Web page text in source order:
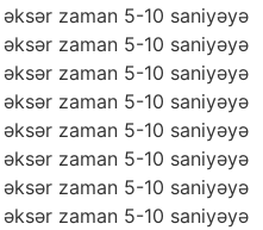
zaman 5-10 saniyəyə
zaman 5-10 saniyəyə
zaman 5-10 saniyəyə
zaman 5-10 saniyəyə
zaman 5-10 saniyəyə
zaman 5-10 saniyəyə
zaman 5-10 saniyəyə
zaman 5-10 saniyəyə